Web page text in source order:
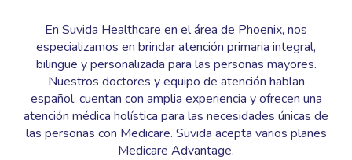
En Suvida Healthcare en el área de Phoenix, nos
especializamos en brindar atención primaria integral,
bilingüe y personalizada para las personas mayores.
Nuestros doctores y equipo de atención hablan
español, cuentan con amplia experiencia y ofrecen una
atención médica holística para las necesidades únicas de
las personas con Medicare. Suvida acepta varios planes
Medicare Advantage.